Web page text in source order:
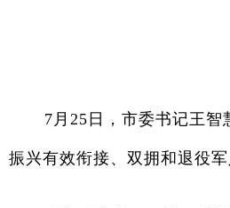
7月25日，市委书记王智
振兴有效衔接、双拥和退役